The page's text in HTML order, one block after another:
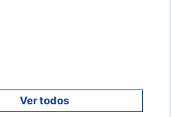
Leer reseña
Ver todos